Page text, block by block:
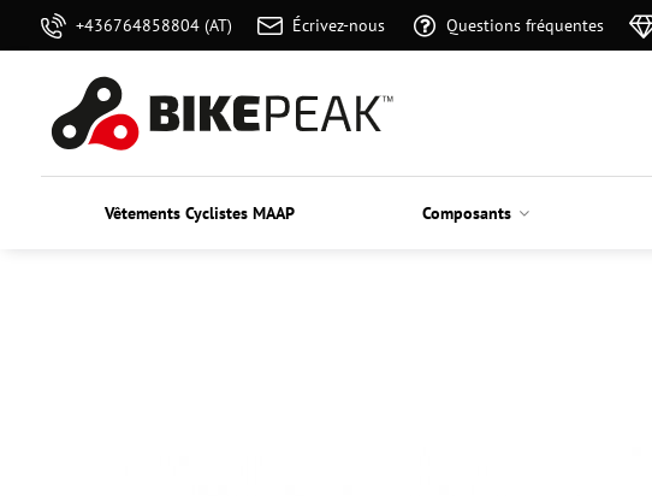
+436764858804 (AT) Écrivez-nous Questions fréquentes
Vêtements Cyclistes MAAP Composants